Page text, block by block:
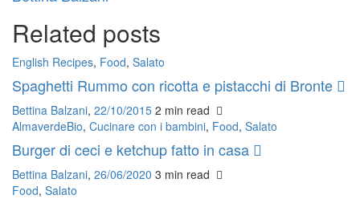
Related posts
English Recipes, Food, Salato
Spaghetti Rummo con ricotta e pistacchi di Bronte
Bettina Balzani, 22/10/2015 2 min read
AlmaverdeBio, Cucinare con i bambini, Food, Salato
Burger di ceci e ketchup fatto in casa
Bettina Balzani, 26/06/2020 3 min read
Food, Salato